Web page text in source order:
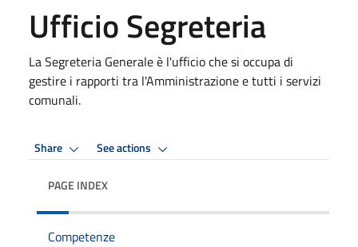
Ufficio Segreteria
La Segreteria Generale è l'ufficio che si occupa di
gestire i rapporti tra l'Amministrazione e tutti i servizi
comunali.
Share See actions
PAGE INDEX
Competenze